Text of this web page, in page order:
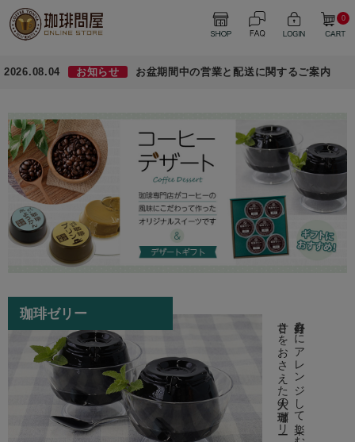
0
2026.08.04 お知らせ お盆期間中の営業と配送に関するご案内
珈琲ゼリー
自分好みにアレンジして楽しむ
甘さをおさえた大人の珈琲ゼリー